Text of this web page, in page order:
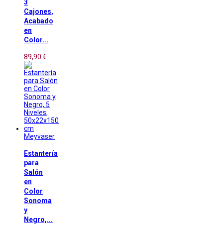
3
Cajones,
Acabado
en
Color...
89,90 €
Meyvaser
Estantería
para
Salón
en
Color
Sonoma
y
Negro,...